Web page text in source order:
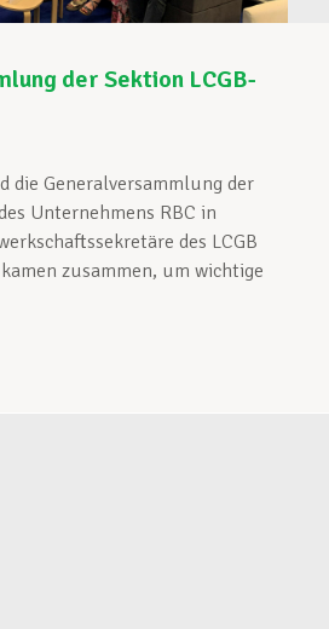
der Sektion LCGB-
die Generalversammlung der
Unternehmens RBC in
des LCGB
zusammen, um wichtige